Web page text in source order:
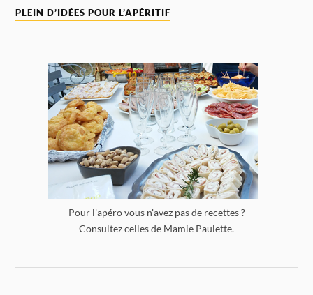
PLEIN D’IDÉES POUR L’APÉRITIF
Pour l'apéro vous n'avez pas de recettes ?
Consultez celles de Mamie Paulette.